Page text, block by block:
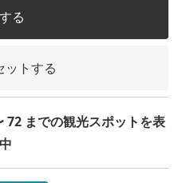
る
ットする
72 までの観光スポットを表